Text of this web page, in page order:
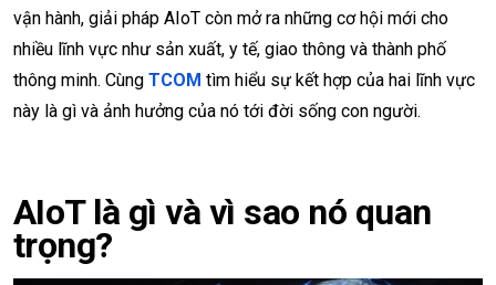
vận hành, giải pháp AIoT còn mở ra những cơ hội mới cho
nhiều lĩnh vực như sản xuất, y tế, giao thông và thành phố
thông minh. Cùng TCOM tìm hiểu sự kết hợp của hai lĩnh vực
này là gì và ảnh hưởng của nó tới đời sống con người.
AIoT là gì và vì sao nó quan
trọng?